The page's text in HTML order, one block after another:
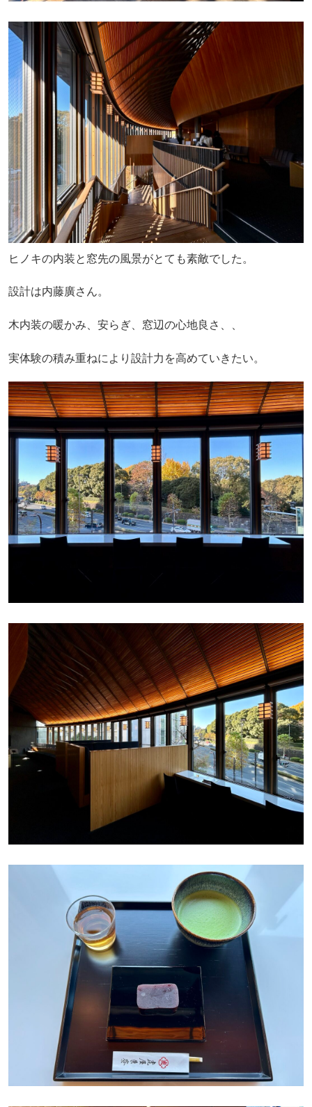
ヒノキの内装と窓先の風景がとても素敵でした。
設計は内藤廣さん。
木内装の暖かみ、安らぎ、窓辺の心地良さ、、
実体験の積み重ねにより設計力を高めていきたい。